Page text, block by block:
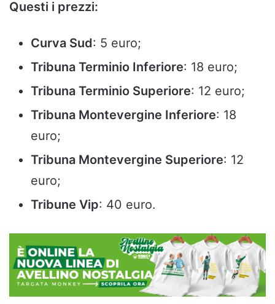
Questi i prezzi:
Curva Sud: 5 euro;
Tribuna Terminio Inferiore: 18 euro;
Tribuna Terminio Superiore: 12 euro;
Tribuna Montevergine Inferiore: 18
euro;
Tribuna Montevergine Superiore: 12
euro;
Tribune Vip: 40 euro.